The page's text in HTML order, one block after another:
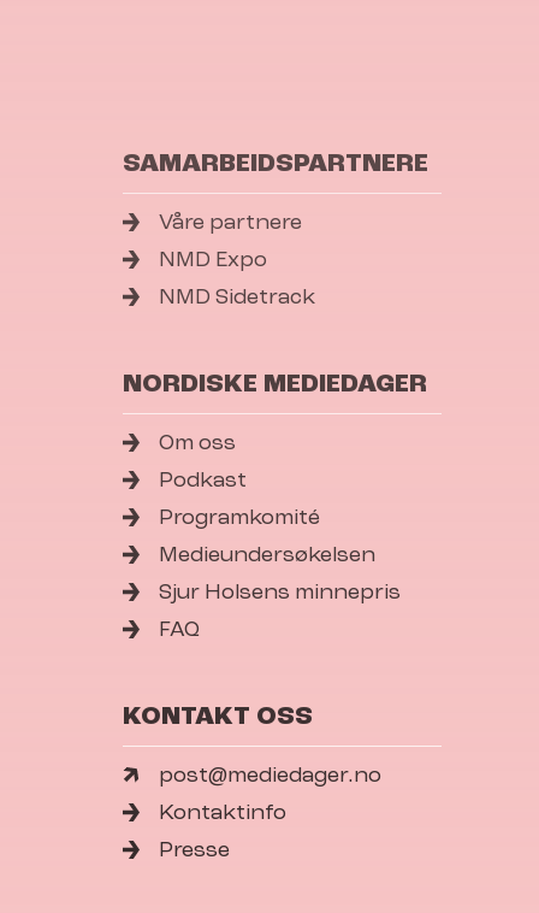
SAMARBEIDSPARTNERE
Våre partnere
NMD Expo
NMD Sidetrack
NORDISKE MEDIEDAGER
Om oss
Podkast
Programkomité
Medieundersøkelsen
Sjur Holsens minnepris
FAQ
KONTAKT OSS
post@mediedager.no
Kontaktinfo
Presse